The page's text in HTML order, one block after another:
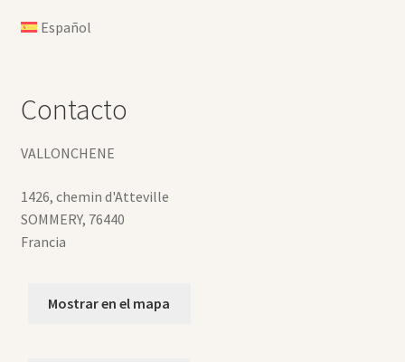
Español
Contacto
VALLONCHENE
1426, chemin d'Atteville
SOMMERY, 76440
Francia
Mostrar en el mapa